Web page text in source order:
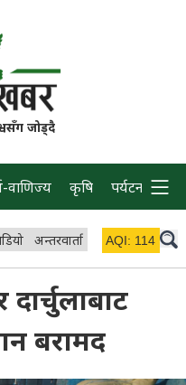
जोड्दै
वाणिज्य कृषि पर्यटन प्रवास
अन्तरवार्ता विचार/ब्लग
AQI: 114
बरामद